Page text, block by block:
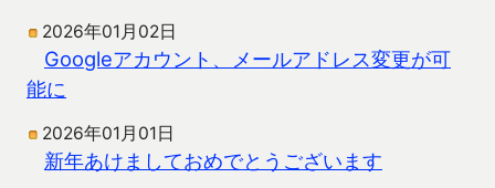
2026年01月02日
Googleアカウント、メールアドレス変更が可
能に
2026年01月01日
新年あけましておめでとうございます